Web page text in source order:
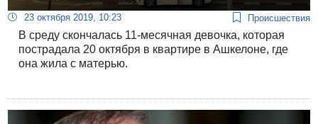
23 октября 2019, 10:23 Происшествия
В среду скончалась 11-месячная девочка, которая
пострадала 20 октября в квартире в Ашкелоне, где
она жила с матерью.